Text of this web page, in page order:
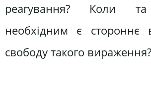
реагування? Коли та
необхідним є стороннє
свободу такого вираження?